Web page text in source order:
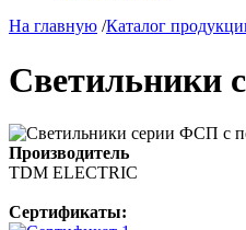
На главную /Каталог
Светильники
Производитель
TDM ЕLECTRIC
Сертификаты: